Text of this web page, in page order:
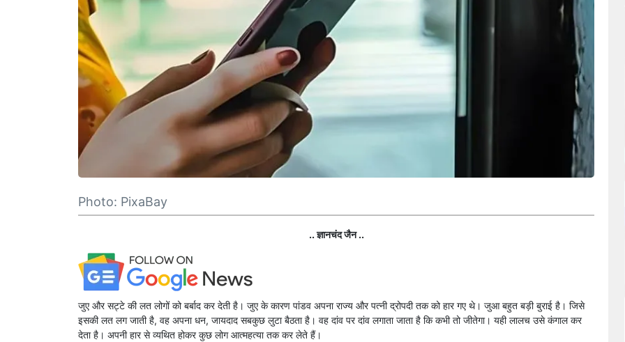
Photo: PixaBay
.. ज्ञानचंद जैन ..
जुए और सट्टे की लत लोगों को बर्बाद कर देती है। जुए के कारण पांडव अपना राज्य और पत्नी द्रोपदी तक को हार गए थे। जुआ बहुत बड़ी बुराई है। जिसे
इसकी लत लग जाती है, वह अपना धन, जायदाद सबकुछ लुटा बैठता है। वह दांव पर दांव लगाता जाता है कि कभी तो जीतेगा। यही लालच उसे कंगाल कर
देता है। अपनी हार से व्यथित होकर कुछ लोग आत्महत्या तक कर लेते हैं।